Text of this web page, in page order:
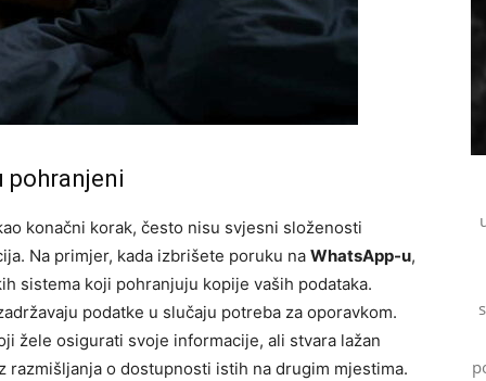
pohranjeni
konačni korak, često nisu svjesni složenosti
Na primjer, kada izbrišete poruku na WhatsApp-u,
sistema koji pohranjuju kopije vaših podataka.
podatke u slučaju potreba za oporavkom.
žele osigurati svoje informacije, ali stvara lažan
o dostupnosti istih na drugim mjestima.